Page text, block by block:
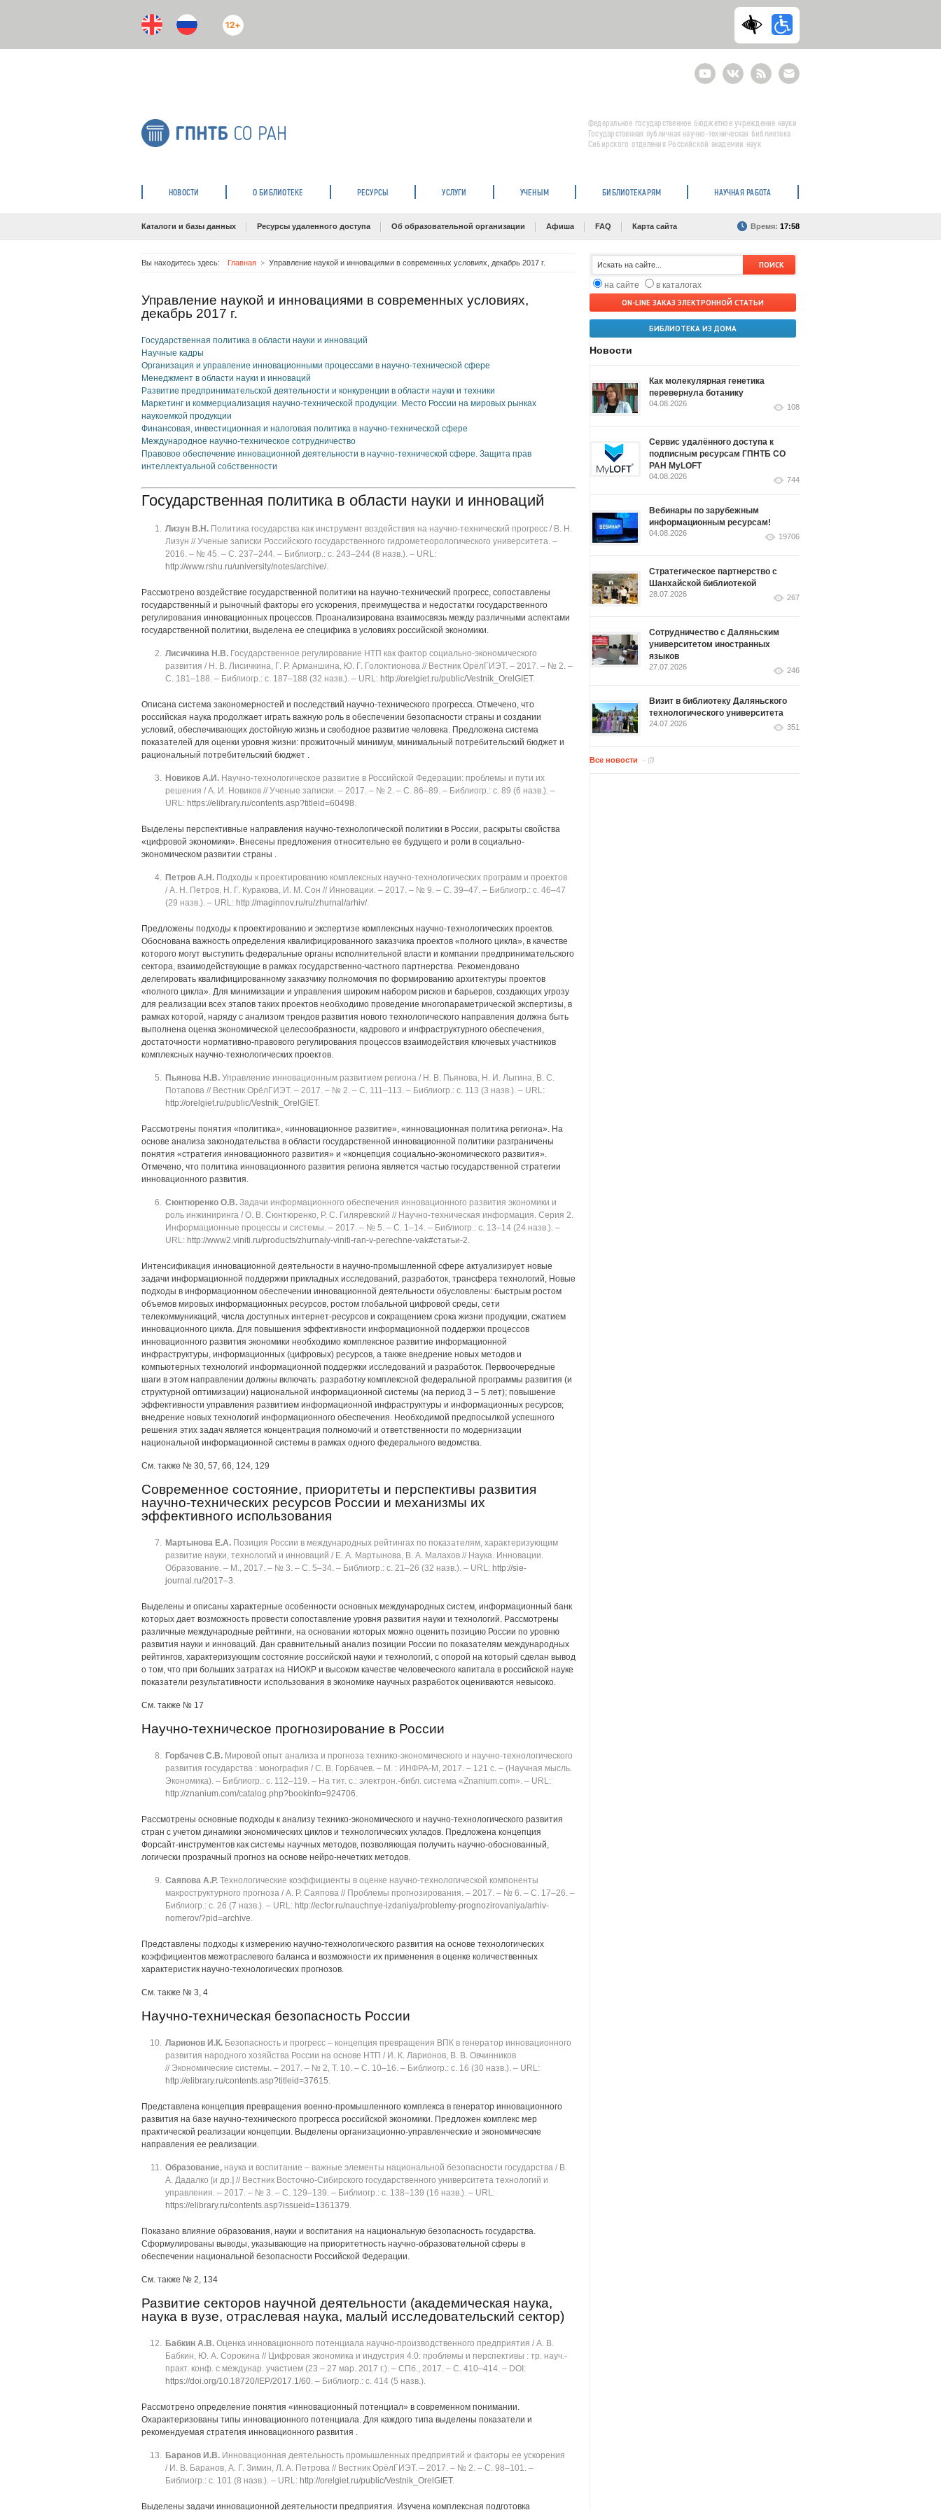
12+
YoutubeВКонтактеRSS
E-
mail
подписка
Федеральное государственное бюджетное учреждение науки
Государственная публичная научно-техническая библиотека
Сибирского отделения Российской академии наук
НОВОСТИ О БИБЛИОТЕКЕ РЕСУРСЫ УСЛУГИ УЧЕНЫМ БИБЛИОТЕКАРЯМ НАУЧНАЯ РАБОТА
Каталоги и базы данных Ресурсы удаленного доступа Об образовательной организации Афиша FAQ Карта сайта Время: 17:58
Вы находитесь здесь: Главная Управление наукой и инновациями в современных условиях, декабрь 2017 г.
Управление наукой и инновациями в современных условиях,
декабрь 2017 г.
Государственная политика в области науки и инноваций
Научные кадры
Организация и управление инновационными процессами в научно-технической сфере
Менеджмент в области науки и инноваций
Развитие предпринимательской деятельности и конкуренции в области науки и техники
Маркетинг и коммерциализация научно-технической продукции. Место России на мировых рынках
наукоемкой продукции
Финансовая, инвестиционная и налоговая политика в научно-технической сфере
Международное научно-техническое сотрудничество
Правовое обеспечение инновационной деятельности в научно-технической сфере. Защита прав
интеллектуальной собственности
Государственная политика в области науки и инноваций
Лизун В.Н. Политика государства как инструмент воздействия на научно-технический прогресс / В. Н.
Лизун // Ученые записки Российского государственного гидрометеорологического университета. ‒
2016. ‒ № 45. ‒ C. 237‒244. ‒ Библиогр.: с. 243‒244 (8 назв.). ‒ URL:
http://www.rshu.ru/university/notes/archive/.
Рассмотрено воздействие государственной политики на научно-технический прогресс, сопоставлены
государственный и рыночный факторы его ускорения, преимущества и недостатки государственного
регулирования инновационных процессов. Проанализирована взаимосвязь между различными аспектами
государственной политики, выделена ее специфика в условиях российской экономики.
Лисичкина Н.В. Государственное регулирование НТП как фактор социально-экономического
развития / Н. В. Лисичкина, Г. Р. Арманшина, Ю. Г. Голоктионова // Вестник ОрёлГИЭТ. ‒ 2017. ‒ № 2. ‒
C. 181‒188. ‒ Библиогр.: с. 187‒188 (32 назв.). ‒ URL: http://orelgiet.ru/public/Vestnik_OrelGIET.
Описана система закономерностей и последствий научно-технического прогресса. Отмечено, что
российская наука продолжает играть важную роль в обеспечении безопасности страны и создании
условий, обеспечивающих достойную жизнь и свободное развитие человека. Предложена система
показателей для оценки уровня жизни: прожиточный минимум, минимальный потребительский бюджет и
рациональный потребительский бюджет .
Новиков А.И. Научно-технологическое развитие в Российской Федерации: проблемы и пути их
решения / А. И. Новиков // Ученые записки. ‒ 2017. ‒ № 2. ‒ C. 86‒89. ‒ Библиогр.: с. 89 (6 назв.). ‒
URL: https://elibrary.ru/contents.asp?titleid=60498.
Выделены перспективные направления научно-технологической политики в России, раскрыты свойства
«цифровой экономики». Внесены предложения относительно ее будущего и роли в социально-
экономическом развитии страны .
Петров А.Н. Подходы к проектированию комплексных научно-технологических программ и проектов
/ А. Н. Петров, Н. Г. Куракова, И. М. Сон // Инновации. ‒ 2017. ‒ № 9. ‒ C. 39‒47. ‒ Библиогр.: с. 46‒47
(29 назв.). ‒ URL: http://maginnov.ru/ru/zhurnal/arhiv/.
Предложены подходы к проектированию и экспертизе комплексных научно-технологических проектов.
Обоснована важность определения квалифицированного заказчика проектов «полного цикла», в качестве
которого могут выступить федеральные органы исполнительной власти и компании предпринимательского
сектора, взаимодействующие в рамках государственно-частного партнерства. Рекомендовано
делегировать квалифицированному заказчику полномочия по формированию архитектуры проектов
«полного цикла». Для минимизации и управления широким набором рисков и барьеров, создающих угрозу
для реализации всех этапов таких проектов необходимо проведение многопараметрической экспертизы, в
рамках которой, наряду с анализом трендов развития нового технологического направления должна быть
выполнена оценка экономической целесообразности, кадрового и инфраструктурного обеспечения,
достаточности нормативно-правового регулирования процессов взаимодействия ключевых участников
комплексных научно-технологических проектов.
Пьянова Н.В. Управление инновационным развитием региона / Н. В. Пьянова, Н. И. Лыгина, В. С.
Потапова // Вестник ОрёлГИЭТ. ‒ 2017. ‒ № 2. ‒ C. 111‒113. ‒ Библиогр.: с. 113 (3 назв.). ‒ URL:
http://orelgiet.ru/public/Vestnik_OrelGIET.
Рассмотрены понятия «политика», «инновационное развитие», «инновационная политика региона». На
основе анализа законодательства в области государственной инновационной политики разграничены
понятия «стратегия инновационного развития» и «концепция социально-экономического развития».
Отмечено, что политика инновационного развития региона является частью государственной стратегии
инновационного развития.
Сюнтюренко О.В. Задачи информационного обеспечения инновационного развития экономики и
роль инжиниринга / О. В. Сюнтюренко, Р. С. Гиляревский // Научно-техническая информация. Серия 2.
Информационные процессы и системы. ‒ 2017. ‒ № 5. ‒ C. 1‒14. ‒ Библиогр.: с. 13‒14 (24 назв.). ‒
URL: http://www2.viniti.ru/products/zhurnaly-viniti-ran-v-perechne-vak#статьи-2.
Интенсификация инновационной деятельности в научно-промышленной сфере актуализирует новые
задачи информационной поддержки прикладных исследований, разработок, трансфера технологий, Новые
подходы в информационном обеспечении инновационной деятельности обусловлены: быстрым ростом
объемов мировых информационных ресурсов, ростом глобальной цифровой среды, сети
телекоммуникаций, числа доступных интернет-ресурсов и сокращением срока жизни продукции, сжатием
инновационного цикла. Для повышения эффективности информационной поддержки процессов
инновационного развития экономики необходимо комплексное развитие информационной
инфраструктуры, информационных (цифровых) ресурсов, а также внедрение новых методов и
компьютерных технологий информационной поддержки исследований и разработок. Первоочередные
шаги в этом направлении должны включать: разработку комплексной федеральной программы развития (и
структурной оптимизации) национальной информационной системы (на период 3 – 5 лет); повышение
эффективности управления развитием информационной инфраструктуры и информационных ресурсов;
внедрение новых технологий информационного обеспечения. Необходимой предпосылкой успешного
решения этих задач является концентрация полномочий и ответственности по модернизации
национальной информационной системы в рамках одного федерального ведомства.
См. также № 30, 57, 66, 124, 129
Современное состояние, приоритеты и перспективы развития
научно-технических ресурсов России и механизмы их
эффективного использования
Мартынова Е.А. Позиция России в международных рейтингах по показателям, характеризующим
развитие науки, технологий и инноваций / Е. А. Мартынова, В. А. Малахов // Наука. Инновации.
Образование. ‒ М., 2017. ‒ № 3. ‒ C. 5‒34. ‒ Библиогр.: с. 21‒26 (32 назв.). ‒ URL: http://sie-
journal.ru/2017‒3.
Выделены и описаны характерные особенности основных международных систем, информационный банк
которых дает возможность провести сопоставление уровня развития науки и технологий. Рассмотрены
различные международные рейтинги, на основании которых можно оценить позицию России по уровню
развития науки и инноваций. Дан сравнительный анализ позиции России по показателям международных
рейтингов, характеризующим состояние российской науки и технологий, с опорой на который сделан вывод
о том, что при больших затратах на НИОКР и высоком качестве человеческого капитала в российской науке
показатели результативности использования в экономике научных разработок оцениваются невысоко.
См. также № 17
Научно-техническое прогнозирование в России
Горбачев С.В. Мировой опыт анализа и прогноза технико-экономического и научно-технологического
развития государства : монография / С. В. Горбачев. ‒ М. : ИНФРА-М, 2017. ‒ 121 с. ‒ (Научная мысль.
Экономика). ‒ Библиогр.: с. 112‒119. ‒ На тит. с.: электрон.-библ. система «Znanium.com». ‒ URL:
http://znanium.com/catalog.php?bookinfo=924706.
Рассмотрены основные подходы к анализу технико-экономического и научно-технологического развития
стран с учетом динамики экономических циклов и технологических укладов. Предложена концепция
Форсайт-инструментов как системы научных методов, позволяющая получить научно-обоснованный,
логически прозрачный прогноз на основе нейро-нечетких методов.
Саяпова А.Р. Технологические коэффициенты в оценке научно-технологической компоненты
макроструктурного прогноза / А. Р. Саяпова // Проблемы прогнозирования. ‒ 2017. ‒ № 6. ‒ C. 17‒26. ‒
Библиогр.: с. 26 (7 назв.). ‒ URL: http://ecfor.ru/nauchnye-izdaniya/problemy-prognozirovaniya/arhiv-
nomerov/?pid=archive.
Представлены подходы к измерению научно-технологического развития на основе технологических
коэффициентов межотраслевого баланса и возможности их применения в оценке количественных
характеристик научно-технологических прогнозов.
См. также № 3, 4
Научно-техническая безопасность России
Ларионов И.К. Безопасность и прогресс ‒ концепция превращения ВПК в генератор инновационного
развития народного хозяйства России на основе НТП / И. К. Ларионов, В. В. Овчинников
// Экономические системы. ‒ 2017. ‒ № 2, Т. 10. ‒ C. 10‒16. ‒ Библиогр.: с. 16 (30 назв.). ‒ URL:
http://elibrary.ru/contents.asp?titleid=37615.
Представлена концепция превращения военно-промышленного комплекса в генератор инновационного
развития на базе научно-технического прогресса российской экономики. Предложен комплекс мер
практической реализации концепции. Выделены организационно-управленческие и экономические
направления ее реализации.
Образование, наука и воспитание ‒ важные элементы национальной безопасности государства / В.
А. Дадалко [и др.] // Вестник Восточно-Сибирского государственного университета технологий и
управления. ‒ 2017. ‒ № 3. ‒ C. 129‒139. ‒ Библиогр.: с. 138‒139 (16 назв.). ‒ URL:
https://elibrary.ru/contents.asp?issueid=1361379.
Показано влияние образования, науки и воспитания на национальную безопасность государства.
Сформулированы выводы, указывающие на приоритетность научно-образовательной сферы в
обеспечении национальной безопасности Российской Федерации.
См. также № 2, 134
Развитие секторов научной деятельности (академическая наука,
наука в вузе, отраслевая наука, малый исследовательский сектор)
Бабкин А.В. Оценка инновационного потенциала научно-производственного предприятия / А. В.
Бабкин, Ю. А. Сорокина // Цифровая экономика и индустрия 4.0: проблемы и перспективы : тр. науч.-
практ. конф. с междунар. участием (23 ‒ 27 мар. 2017 г.). ‒ СПб., 2017. ‒ C. 410‒414. ‒ DOI:
https://doi.org/10.18720/IEP/2017.1/60. ‒ Библиогр.: с. 414 (5 назв.).
Рассмотрено определение понятия «инновационный потенциал» в современном понимании.
Охарактеризованы типы инновационного потенциала. Для каждого типа выделены показатели и
рекомендуемая стратегия инновационного развития .
Баранов И.В. Инновационная деятельность промышленных предприятий и факторы ее ускорения
/ И. В. Баранов, А. Г. Зимин, Л. А. Петрова // Вестник ОрёлГИЭТ. ‒ 2017. ‒ № 2. ‒ C. 98‒101. ‒
Библиогр.: с. 101 (8 назв.). ‒ URL: http://orelgiet.ru/public/Vestnik_OrelGIET.
Выделены задачи инновационной деятельности предприятия. Изучена комплексная подготовка
на сайте
в каталогах
ON-LINE ЗАКАЗ ЭЛЕКТРОННОЙ СТАТЬИ
БИБЛИОТЕКА ИЗ ДОМА
Новости
Как молекулярная генетика
перевернула ботанику
04.08.2026 108
Сервис удалённого доступа к
подписным ресурсам ГПНТБ СО
РАН MyLOFT
04.08.2026 744
Вебинары по зарубежным
информационным ресурсам!
04.08.2026 19706
Стратегическое партнерство с
Шанхайской библиотекой
28.07.2026 267
Сотрудничество с Даляньским
университетом иностранных
языков
27.07.2026 246
Визит в библиотеку Даляньского
технологического университета
24.07.2026 351
Все новости